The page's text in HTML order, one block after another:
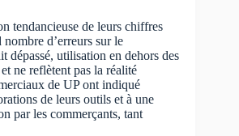
tendancieuse de leurs chiffres
d’erreurs sur le
dépassé, utilisation en dehors des
ne reflètent pas la réalité
de UP ont indiqué
de leurs outils et à une
par les commerçants, tant